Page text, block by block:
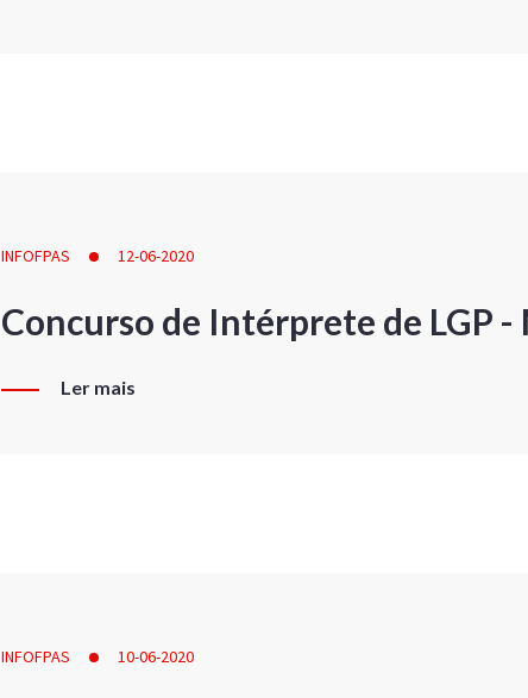
INFOFPAS 12-06-2020
Concurso de Intérprete de LGP
Ler mais
INFOFPAS 10-06-2020